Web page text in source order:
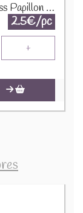
Suspension en métal aspect rouille 2 ass Papillon ou Fleur 222455
2.5€/pc
+